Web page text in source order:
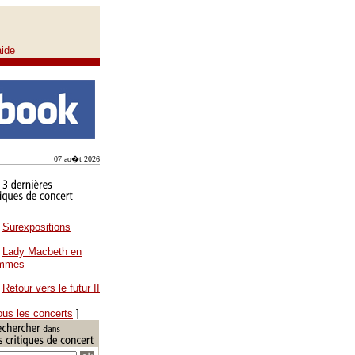
07 ao�t 2026
Surexpositions
Lady Macbeth en
Retour vers le futur II
les concerts ]